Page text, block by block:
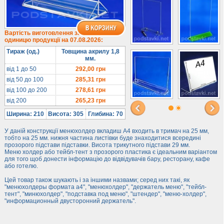
Під євробуклет
Під мобільні
Під біжутерію
Гірки та подіуми
Під косметику
Під солодке
Для хот-догів
Лототрони
Ящики з акрилу
Цінники
Засоби захисту
Інформ. стенди
Підлогові стійки
Вартість виготовлення за
одиницю продукції на 07.08.2026:
Тираж (од.)
Товщина акрилу 1,8
мм.
від 1 до 50
292,00грн
від 50 до 100
285,31грн
від 100 до 200
278,61грн
від 200
265,23грн
Ширина: 210
Висота: 305 Глибина: 70
У даній конструкції менюхолдер вкладиш А4 входить в тримач на 25 мм,
тобто на 25 мм. нижня частина листівки буде знаходитися всередині
прозорого підстави підставки. Висота трикутного підстави 29 мм.
Меню холдер або тейбл-тент з прозорого пластика є ідеальним варіантом
для того щоб донести інформацію до відвідувачів бару, ресторану, кафе
або готелю.
Цей товар також шукають і за іншими назвами; серед них такі, як
"менюхолдеры формата а4", "менюхолдер", "держатель меню", "тейбл-
тент", "минюхолдер", "подставка под меню", "штендер", "меню-холдер",
"информационный двусторонний держатель".